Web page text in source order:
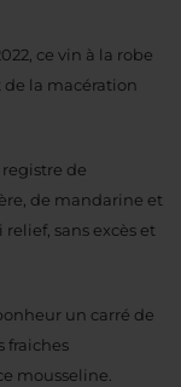
ce vin à la robe
la macération
de
de mandarine et
sans excès et
un carré de
fraiches
mousseline.